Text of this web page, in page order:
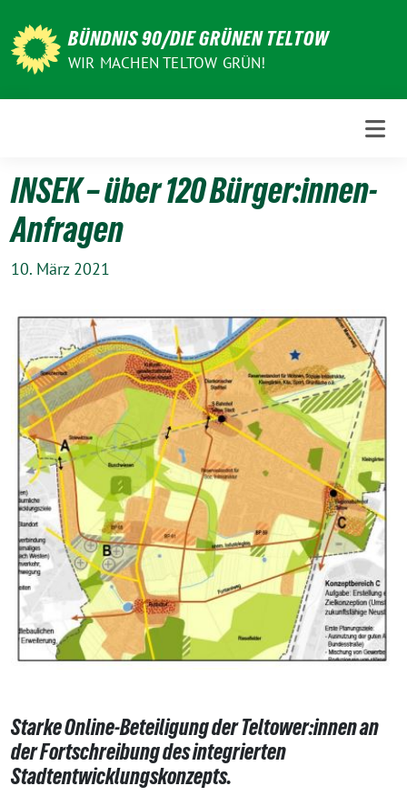
zum
Inhalt
BÜNDNIS 90/DIE GRÜNEN TELTOW
WIR MACHEN TELTOW GRÜN!
INSEK – über 120 Bürger:innen-
Anfragen
10. März 2021
Starke Online-Beteiligung der Teltower:innen an
der Fortschreibung des integrierten
Stadtentwicklungskonzepts.